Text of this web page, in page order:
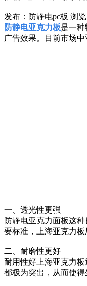
发布：防静电pc板 浏
防静电亚克力板是一
广告效果。目前市场
一、透光性更强
防静电亚克力面板这
要标准，上海亚克力
二、耐磨性更好
耐用性好上海亚克力
都极为突出，从而使